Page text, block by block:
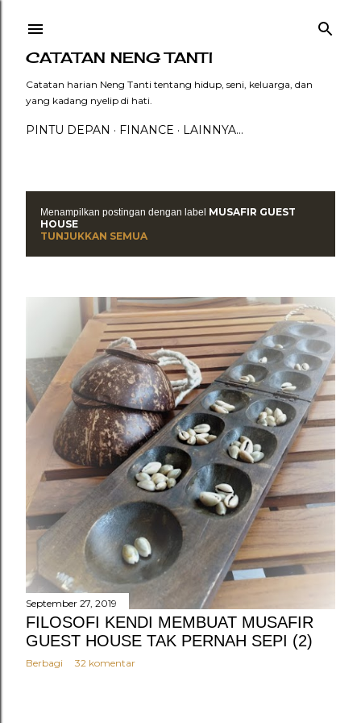
CATATAN NENG TANTI
Catatan harian Neng Tanti tentang hidup, seni, keluarga, dan
yang kadang nyelip di hati.
PINTU DEPAN FINANCE LAINNYA…
P
o
n
g
a
Menampilkan postingan dengan label MUSAFIR GUEST
HOUSE
TUNJUKKAN SEMUA
September 27, 2019
FILOSOFI KENDI MEMBUAT MUSAFIR
GUEST HOUSE TAK PERNAH SEPI (2)
Berbagi 32 komentar